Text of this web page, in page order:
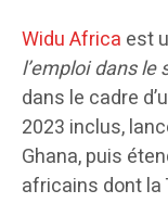
Widu Africa est
l’emploi dans
dans le cadre
2023 inclus,
Ghana, puis
africains dont la